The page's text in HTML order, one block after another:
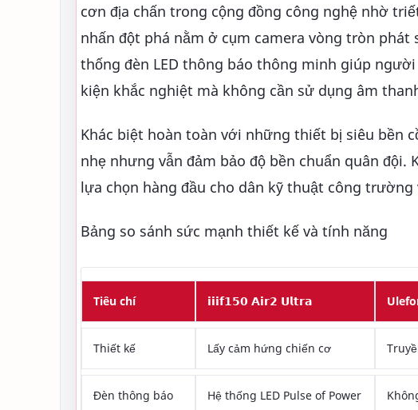
cơn địa chấn trong cộng đồng công nghệ nhờ
nhấn đột phá nằm ở cụm camera vòng tròn
thống đèn LED thông báo thông minh giúp
kiện khắc nghiệt mà không cần sử dụng âm
Khác biệt hoàn toàn với những thiết bị siêu bền
nhẹ nhưng vẫn đảm bảo độ bền chuẩn quân
lựa chọn hàng đầu cho dân kỹ thuật công
Bảng so sánh sức mạnh thiết kế và tính năng
Tiêu chí 𝗶𝗶𝗶𝗳𝟭𝟱𝟬 𝗔𝗶𝗿𝟮 𝗨𝗹𝘁𝗿𝗮
Thiết kế Lấy cảm hứng chiến cơ
Đèn thông báo Hệ thống LED Pulse of Power